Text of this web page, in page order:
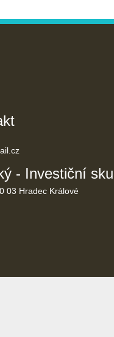
- Investiční
03 Hradec Králové